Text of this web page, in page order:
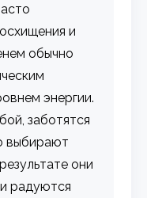
и
обычно
энергии.
заботятся
выбирают
они
радуются